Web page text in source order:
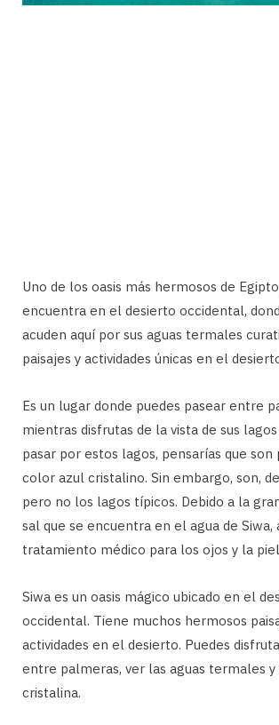
Uno de los oasis más hermosos de
encuentra en el desierto occidental,
acuden aquí por sus aguas termales
paisajes y actividades únicas en el
Es un lugar donde puedes pasear entre
mientras disfrutas de la vista de sus
pasar por estos lagos, pensarías que son
color azul cristalino. Sin embargo, son,
pero no los lagos típicos. Debido a la
sal que se encuentra en el agua de Siwa,
tratamiento médico para los ojos y la
Siwa es un oasis mágico ubicado en el
occidental. Tiene muchos hermosos
actividades en el desierto. Puedes
entre palmeras, ver las aguas termales y
cristalina.